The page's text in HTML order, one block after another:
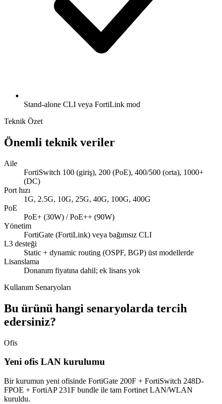
Stand-alone CLI veya FortiLink mod
Teknik Özet
Önemli teknik veriler
Aile
FortiSwitch 100 (giriş), 200 (PoE), 400/500 (orta), 1000+
(DC)
Port hızı
1G, 2.5G, 10G, 25G, 40G, 100G, 400G
PoE
PoE+ (30W) / PoE++ (90W)
Yönetim
FortiGate (FortiLink) veya bağımsız CLI
L3 desteği
Static + dynamic routing (OSPF, BGP) üst modellerde
Lisanslama
Donanım fiyatına dahil; ek lisans yok
Kullanım Senaryoları
Bu ürünü hangi senaryolarda tercih
edersiniz?
Ofis
Yeni ofis LAN kurulumu
Bir kurumun yeni ofisinde FortiGate 200F + FortiSwitch 248D-
FPOE + FortiAP 231F bundle ile tam Fortinet LAN/WLAN
kuruldu.